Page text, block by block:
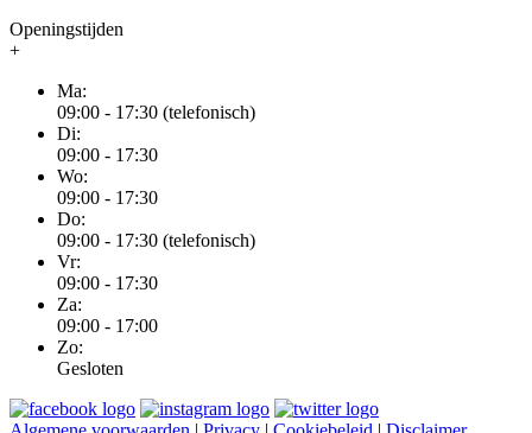
Openingstijden
+
Ma:
09:00 - 17:30 (telefonisch)
Di:
09:00 - 17:30
Wo:
09:00 - 17:30
Do:
09:00 - 17:30 (telefonisch)
Vr:
09:00 - 17:30
Za:
09:00 - 17:00
Zo:
Gesloten